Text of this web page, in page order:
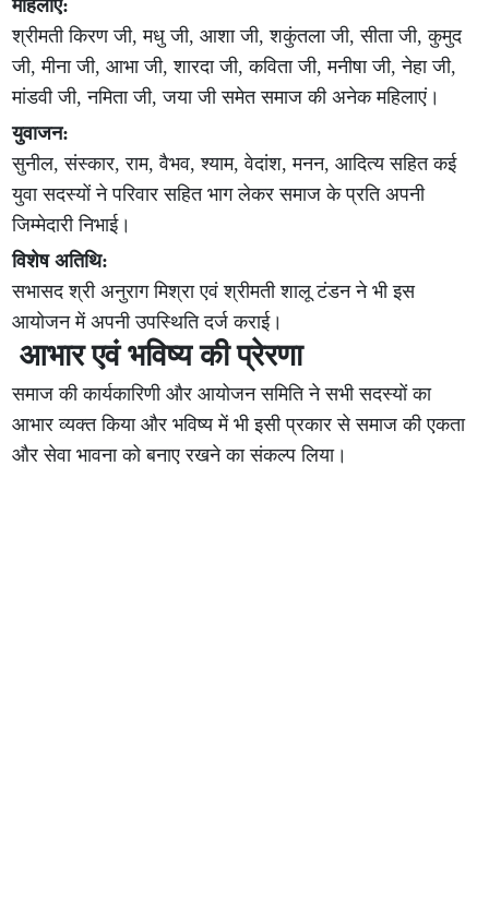
महिलाएं:
श्रीमती किरण जी, मधु जी, आशा जी, शकुंतला जी, सीता जी, कुमुद
जी, मीना जी, आभा जी, शारदा जी, कविता जी, मनीषा जी, नेहा जी,
मांडवी जी, नमिता जी, जया जी समेत समाज की अनेक महिलाएं।
युवाजन:
सुनील, संस्कार, राम, वैभव, श्याम, वेदांश, मनन, आदित्य सहित कई
युवा सदस्यों ने परिवार सहित भाग लेकर समाज के प्रति अपनी
जिम्मेदारी निभाई।
विशेष अतिथि:
सभासद श्री अनुराग मिश्रा एवं श्रीमती शालू टंडन ने भी इस
आयोजन में अपनी उपस्थिति दर्ज कराई।
आभार एवं भविष्य की प्रेरणा
समाज की कार्यकारिणी और आयोजन समिति ने सभी सदस्यों का
आभार व्यक्त किया और भविष्य में भी इसी प्रकार से समाज की एकता
और सेवा भावना को बनाए रखने का संकल्प लिया।